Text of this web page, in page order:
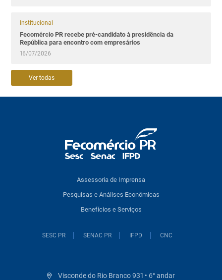
Institucional
Fecomércio PR recebe pré-candidato à presidência da
República para encontro com empresários
16/07/2026
Ver todas
Assessoria de Imprensa
Pesquisas e Análises Econômicas
Benefícios e Serviços
SESC PR SENAC PR IFPD CNC
Visconde do Rio Branco 931 • 6° andar